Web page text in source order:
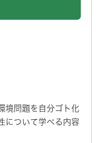
境問題を自分ゴト化
について学べる内容